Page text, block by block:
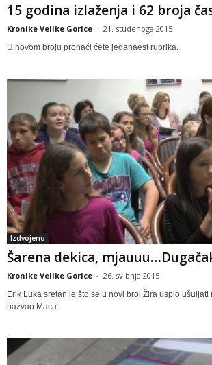
15 godina izlaženja i 62 broja
Kronike Velike Gorice - 21. studenoga 2015
U novom broju pronaći ćete jedanaest rubrika.
Izdvojeno
Šarena dekica,
Kronike Velike Gorice - 26. svibnja 2015
Erik Luka sretan je što se u novi broj Žira uspio
nazvao Maca.